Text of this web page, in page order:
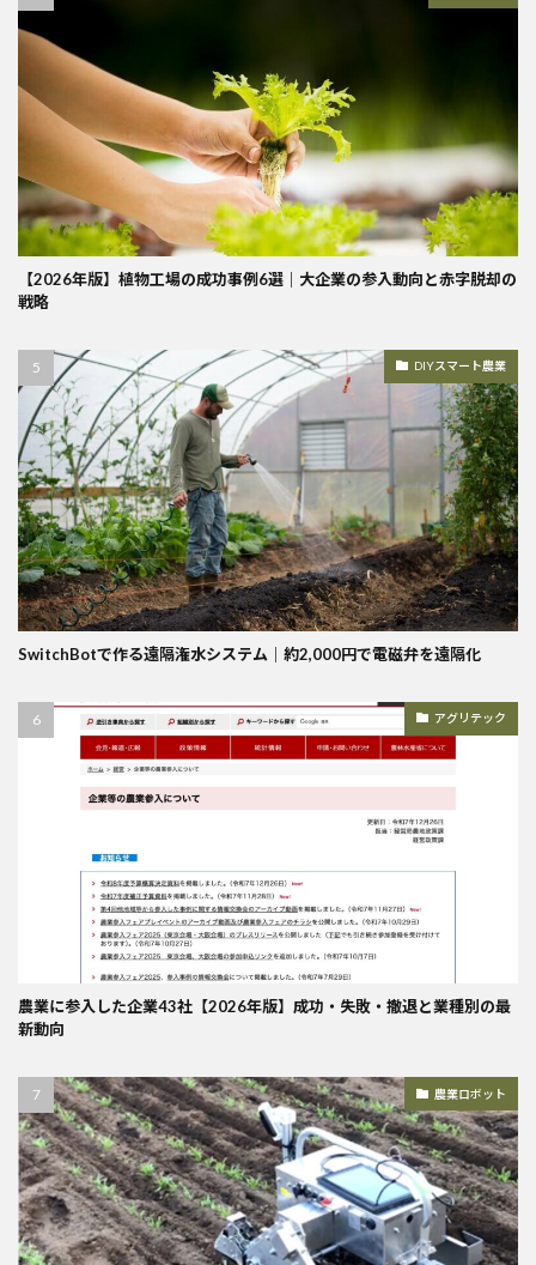
【2026年版】植物工場の成功事例6選｜大企業の参入動向と赤字脱却の
戦略
DIYスマート農業
SwitchBotで作る遠隔潅水システム｜約2,000円で電磁弁を遠隔化
アグリテック
農業に参入した企業43社【2026年版】成功・失敗・撤退と業種別の最
新動向
農業ロボット